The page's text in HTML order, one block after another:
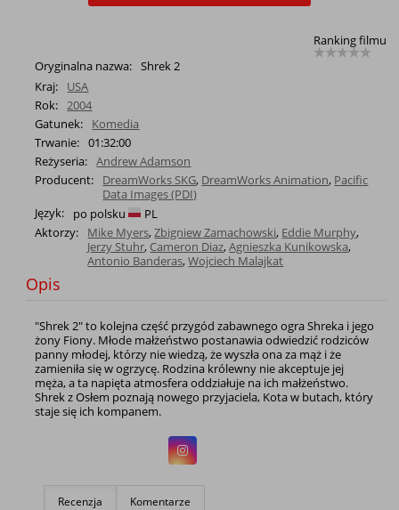
Ranking filmu
Oryginalna nazwa: Shrek 2
Kraj:
USA
Rok: 2004
Gatunek:
Komedia
Trwanie: 01:32:00
Reżyseria: Andrew Adamson
Producent:
DreamWorks SKG, DreamWorks Animation, Pacific
Data Images (PDI)
Język:
po polsku
PL
Aktorzy:
Mike Myers,Zbigniew Zamachowski, Eddie Murphy,
Jerzy Stuhr, Cameron Diaz,Agnieszka Kunikowska,
Antonio Banderas,Wojciech Malajkat
Opis
"Shrek 2" to kolejna część przygód zabawnego ogra Shreka i jego
żony Fiony. Młode małżeństwo postanawia odwiedzić rodziców
panny młodej, którzy nie wiedzą, że wyszła ona za mąż i że
zamieniła się w ogrzycę. Rodzina królewny nie akceptuje jej
męża, a ta napięta atmosfera oddziałuje na ich małżeństwo.
Shrek z Osłem poznają nowego przyjaciela, Kota w butach, który
staje się ich kompanem.
Recenzja Komentarze